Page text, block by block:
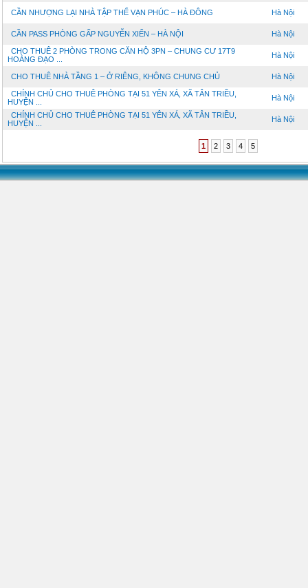
CẦN NHƯỢNG LẠI NHÀ TẬP THỂ VẠN PHÚC – HÀ ĐÔNG Hà Nội
CẦN PASS PHÒNG GẤP NGUYỄN XIỂN – HÀ NỘI Hà Nội
CHO THUÊ 2 PHÒNG TRONG CĂN HỘ 3PN – CHUNG CƯ 17T9
HOÀNG ĐẠO ...
Hà Nội
CHO THUÊ NHÀ TẦNG 1 – Ở RIÊNG, KHÔNG CHUNG CHỦ Hà Nội
CHÍNH CHỦ CHO THUÊ PHÒNG TẠI 51 YÊN XÁ, XÃ TÂN TRIỀU,
HUYỆN ...
Hà Nội
CHÍNH CHỦ CHO THUÊ PHÒNG TẠI 51 YÊN XÁ, XÃ TÂN TRIỀU,
HUYỆN ...
Hà Nội
1 2 3 4 5